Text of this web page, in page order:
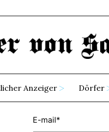
Anzeiger Dörfer
E-mail*